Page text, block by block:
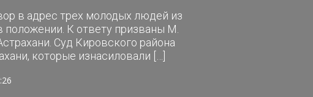
в адрес трех молодых людей из
К ответу призваны М.
Суд Кировского района
которые изнасиловали […]